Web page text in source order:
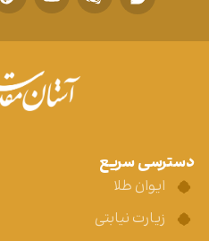
دسترسی سریع
ایوان طلا
زیارت نیابتی